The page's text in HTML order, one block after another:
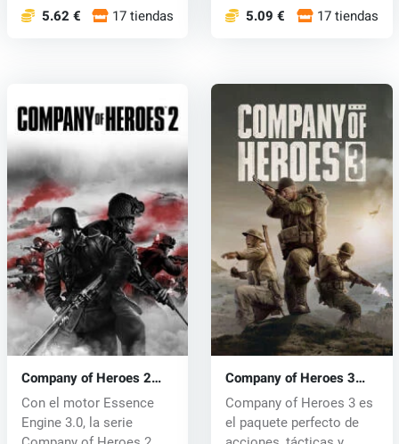
5.62 € 17 tiendas 5.09 € 17 tiendas
Company of Heroes 2
(PC) CD key
Con el motor Essence
Engine 3.0, la serie
Company of Heroes 3
(PC) key
Company of Heroes 3 es
el paquete perfecto de